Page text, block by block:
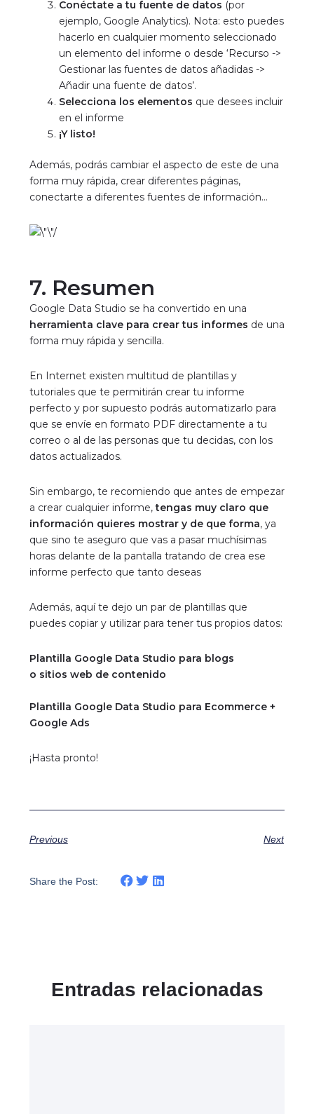
Conéctate a tu fuente de datos (por
ejemplo, Google Analytics). Nota: esto puedes
hacerlo en cualquier momento seleccionado
un elemento del informe o desde ‘Recurso ->
Gestionar las fuentes de datos añadidas ->
Añadir una fuente de datos’.
Selecciona los elementos que desees incluir
en el informe
¡Y listo!
Además, podrás cambiar el aspecto de este de una
forma muy rápida, crear diferentes páginas,
conectarte a diferentes fuentes de información…
7. Resumen
Google Data Studio se ha convertido en una
herramienta clave para crear tus informes de una
forma muy rápida y sencilla.
En Internet existen multitud de plantillas y
tutoriales que te permitirán crear tu informe
perfecto y por supuesto podrás automatizarlo para
que se envíe en formato PDF directamente a tu
correo o al de las personas que tu decidas, con los
datos actualizados.
Sin embargo, te recomiendo que antes de empezar
a crear cualquier informe,tengas muy claro que
información quieres mostrar y de que forma, ya
que sino te aseguro que vas a pasar muchísimas
horas delante de la pantalla tratando de crea ese
informe perfecto que tanto deseas
Además, aquí te dejo un par de plantillas que
puedes copiar y utilizar para tener tus propios datos:
Plantilla Google Data Studio para blogs
o sitios web de contenido
Plantilla Google Data Studio para Ecommerce +
Google Ads
¡Hasta pronto!
Previous Next
Share the Post:
Entradas relacionadas